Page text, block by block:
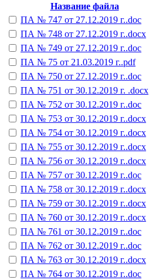
Название файла
ПА № 747 от 27.12.2019 г..doc
ПА № 748 от 27.12.2019 г..docx
ПА № 749 от 27.12.2019 г..doc
ПА № 75 от 21.03.2019 г..pdf
ПА № 750 от 27.12.2019 г..doc
ПА № 751 от 30.12.2019 г. .docx
ПА № 752 от 30.12.2019 г..doc
ПА № 753 от 30.12.2019 г..docx
ПА № 754 от 30.12.2019 г..docx
ПА № 755 от 30.12.2019 г..docx
ПА № 756 от 30.12.2019 г..docx
ПА № 757 от 30.12.2019 г..doc
ПА № 758 от 30.12.2019 г..docx
ПА № 759 от 30.12.2019 г..docx
ПА № 760 от 30.12.2019 г..docx
ПА № 761 от 30.12.2019 г..doc
ПА № 762 от 30.12.2019 г..doc
ПА № 763 от 30.12.2019 г..docx
ПА № 764 от 30.12.2019 г..doc